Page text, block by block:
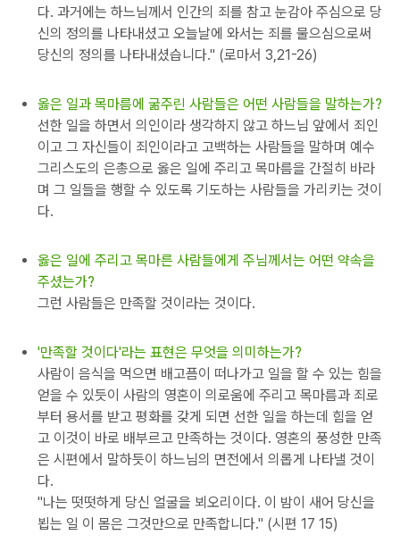
다. 과거에는 하느님께서 인간의 죄를 참고 눈감아 주심으로 당
신의 정의를 나타내셨고 오늘날에 와서는 죄를 물으심으로써
당신의 정의를 나타내셨습니다." (로마서 3,21-26)
옳은 일과 목마름에 굶주린 사람들은 어떤 사람들을 말하는가?
선한 일을 하면서 의인이라 생각하지 않고 하느님 앞에서 죄인
이고 그 자신들이 죄인이라고 고백하는 사람들을 말하며 예수
그리스도의 은총으로 옳은 일에 주리고 목마름을 간절히 바라
며 그 일들을 행할 수 있도록 기도하는 사람들을 가리키는 것이
다.
옳은 일에 주리고 목마른 사람들에게 주님께서는 어떤 약속을
주셨는가?
그런 사람들은 만족할 것이라는 것이다.
'만족할 것이다'라는 표현은 무엇을 의미하는가?
사람이 음식을 먹으면 배고픔이 떠나가고 일을 할 수 있는 힘을
얻을 수 있듯이 사람의 영혼이 의로움에 주리고 목마름과 죄로
부터 용서를 받고 평화를 갖게 되면 선한 일을 하는데 힘을 얻
고 이것이 바로 배부르고 만족하는 것이다. 영혼의 풍성한 만족
은 시편에서 말하듯이 하느님의 면전에서 의롭게 나타낼 것이
다.
"나는 떳떳하게 당신 얼굴을 뵈오리이다. 이 밤이 새어 당신을
뵙는 일 이 몸은 그것만으로 만족합니다." (시편 17 15)